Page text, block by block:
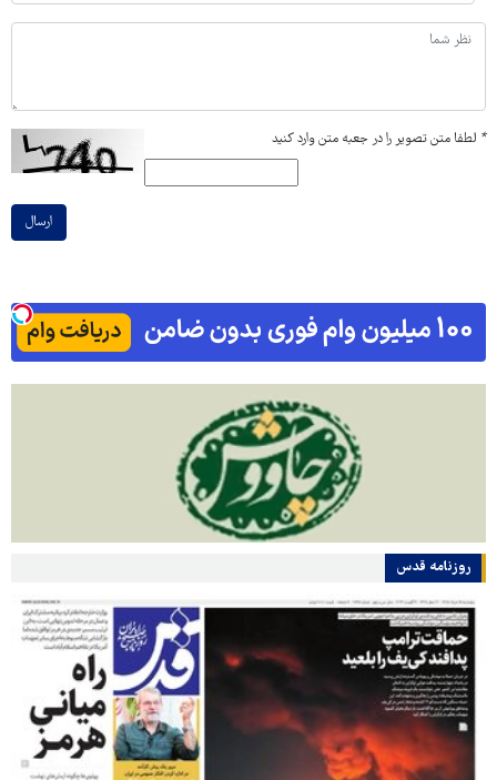
* لطفا متن تصویر را در جعبه متن وارد کنید
ارسال
روزنامه قدس